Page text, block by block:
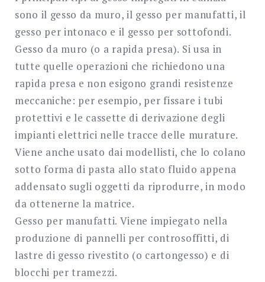
sono il gesso da muro, il gesso per manufatti, il
gesso per intonaco e il gesso per sottofondi.
Gesso da muro (o a rapida presa). Si usa in
tutte quelle operazioni che richiedono una
rapida presa e non esigono grandi resistenze
meccaniche: per esempio, per fissare i tubi
protettivi e le cassette di derivazione degli
impianti elettrici nelle tracce delle murature.
Viene anche usato dai modellisti, che lo colano
sotto forma di pasta allo stato fluido appena
addensato sugli oggetti da riprodurre, in modo
da ottenerne la matrice.
Gesso per manufatti. Viene impiegato nella
produzione di pannelli per controsoffitti, di
lastre di gesso rivestito (o cartongesso) e di
blocchi per tramezzi.